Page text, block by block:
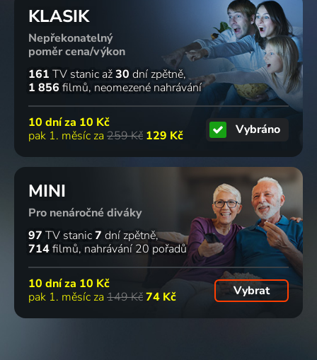
KLASIK
Nepřekonatelný
poměr cena/výkon
161 TV stanic až30 dní zpětně
1 856 filmů neomezené nahrávání
10 dní za 10 Kč
pak 1. měsíc za 259 Kč 129 Kč Vybráno
MINI
Pro nenáročné diváky
97 TV stanic7 dní zpětně
714filmů nahrávání 20 pořadů
10 dní za 10 Kč
pak 1. měsíc za 149 Kč74 Kč Vybrat